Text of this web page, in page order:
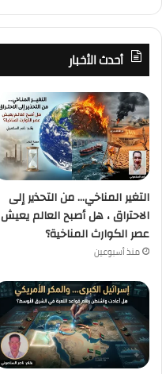
أحدث الأخبار
التغير المناخي… من التحذير إلى
الاحتراق ، هل أصبح العالم يعيش
عصر الكوارث المناخية؟
منذ أسبوعين